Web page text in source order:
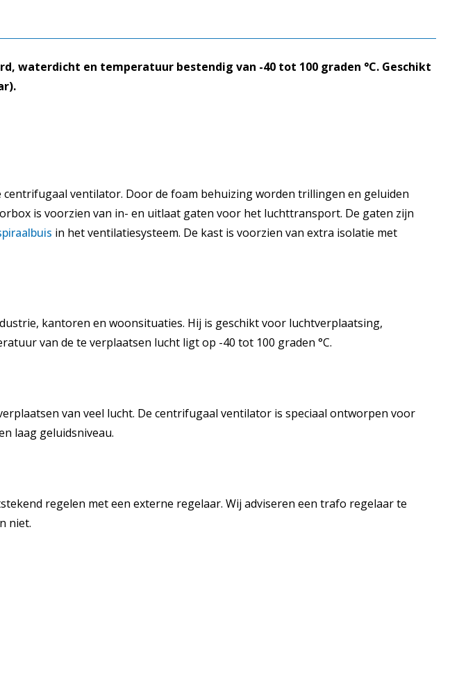
waterdicht en temperatuur bestendig van -40 tot 100 graden °C. Geschikt
centrifugaal ventilator. Door de foam behuizing worden trillingen en geluiden
is voorzien van in- en uitlaat gaten voor het luchttransport. De gaten zijn
in het ventilatiesysteem. De kast is voorzien van extra isolatie met
kantoren en woonsituaties. Hij is geschikt voor luchtverplaatsing,
van de te verplaatsen lucht ligt op -40 tot 100 graden °C.
van veel lucht. De centrifugaal ventilator is speciaal ontworpen voor
laag geluidsniveau.
regelen met een externe regelaar. Wij adviseren een trafo regelaar te
niet.